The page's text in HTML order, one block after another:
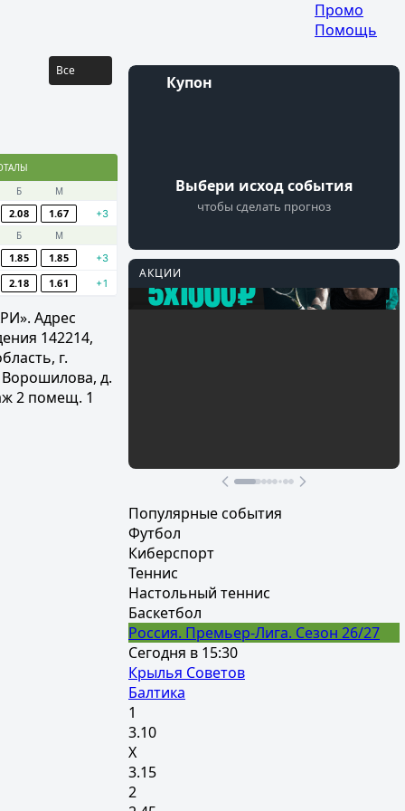
Промо
Помощь
Все
Б М
2.08 1.67
+3
Б М
1.85 1.85 +3
2.18 1.61 +1
Адрес
142214,
г.
Ворошилова, д.
2 помещ. 1
Купон
Выбери исход события
чтобы сделать прогноз
АКЦИИ
PARI
Перейти
Популярные события
Футбол
Киберспорт
Теннис
Настольный теннис
Баскетбол
Россия. Премьер-Лига. Сезон 26/27
Сегодня в 15:30
Крылья Советов
Балтика
1
3.10
Х
3.15
2